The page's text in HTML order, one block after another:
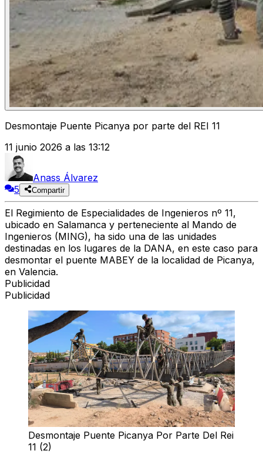
Desmontaje Puente Picanya por parte del REI 11
11 junio 2026 a las 13:12
Anass Álvarez
5
Compartir
El Regimiento de Especialidades de Ingenieros nº 11,
ubicado en Salamanca y perteneciente al Mando de
Ingenieros (MING), ha sido una de las unidades
destinadas en los lugares de la DANA, en este caso para
desmontar el puente MABEY de la localidad de Picanya,
en Valencia.
Publicidad
Publicidad
Desmontaje Puente Picanya Por Parte Del Rei
11 (2)